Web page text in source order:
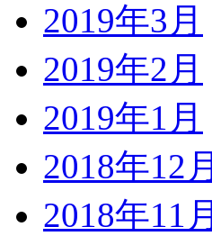
2019年3月
2019年2月
2019年1月
2018年12月
2018年11月